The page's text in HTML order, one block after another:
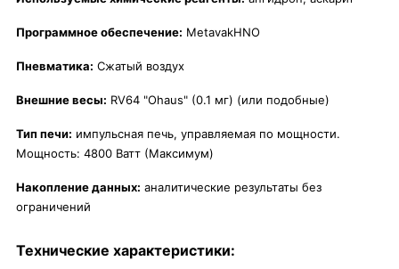
Программное обеспечение: MetavakHNO
Пневматика: Сжатый воздух
Внешние весы: RV64 "Ohaus" (0.1 мг) (или подобные)
Тип печи: импульсная печь, управляемая по мощности.
Мощность: 4800 Ватт (Максимум)
Накопление данных: аналитические результаты без
ограничений
Технические характеристики: